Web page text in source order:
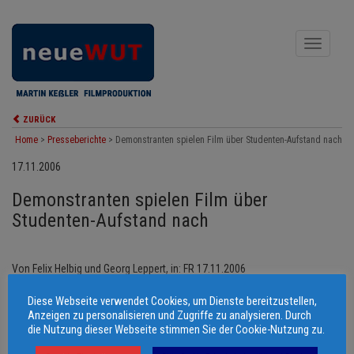
Toggle
ZURÜCK
Home > Presseberichte > Demonstranten spielen Film über Studenten-Aufstand nach
17.11.2006
Demonstranten spielen Film über
Studenten-Aufstand nach
Von Felix Helbig und Georg Leppert, in: FR 17.11.2006
© 2006 - 2026 Martin Keßler Filmproduktion
Diese Webseite verwendet Cookies, um Dienste bereitzustellen,
Anzeigen zu personalisieren und Zugriffe zu analysieren. Durch
die Nutzung dieser Webseite stimmen Sie der Cookie-Nutzung zu.